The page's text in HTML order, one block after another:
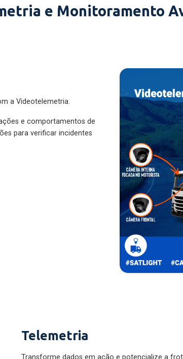
e Monitoramento
a Videotelemetria.
e comportamentos de
para verificar incidentes
Telemetria
Transforme dados em ação e potencialize a